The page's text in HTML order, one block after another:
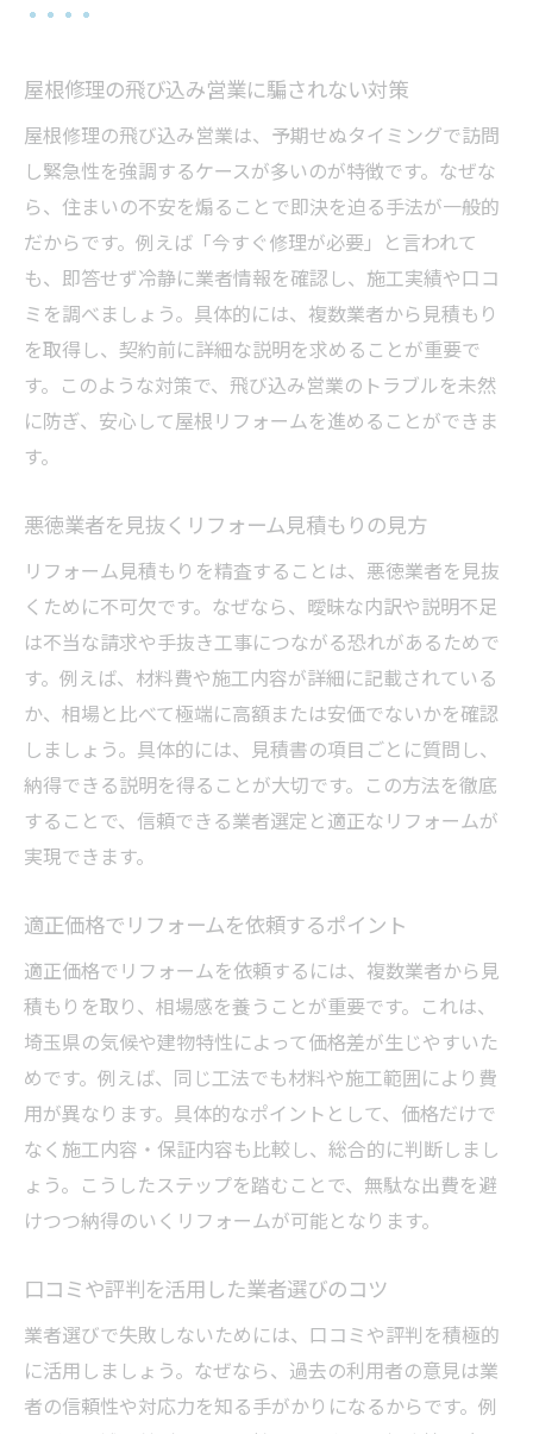
屋根修理の飛び込み営業に騙されない対策
屋根修理の飛び込み営業は、予期せぬタイミングで訪問
し緊急性を強調するケースが多いのが特徴です。なぜな
ら、住まいの不安を煽ることで即決を迫る手法が一般的
だからです。例えば「今すぐ修理が必要」と言われて
も、即答せず冷静に業者情報を確認し、施工実績や口コ
ミを調べましょう。具体的には、複数業者から見積もり
を取得し、契約前に詳細な説明を求めることが重要で
す。このような対策で、飛び込み営業のトラブルを未然
に防ぎ、安心して屋根リフォームを進めることができま
す。
悪徳業者を見抜くリフォーム見積もりの見方
リフォーム見積もりを精査することは、悪徳業者を見抜
くために不可欠です。なぜなら、曖昧な内訳や説明不足
は不当な請求や手抜き工事につながる恐れがあるためで
す。例えば、材料費や施工内容が詳細に記載されている
か、相場と比べて極端に高額または安価でないかを確認
しましょう。具体的には、見積書の項目ごとに質問し、
納得できる説明を得ることが大切です。この方法を徹底
することで、信頼できる業者選定と適正なリフォームが
実現できます。
適正価格でリフォームを依頼するポイント
適正価格でリフォームを依頼するには、複数業者から見
積もりを取り、相場感を養うことが重要です。これは、
埼玉県の気候や建物特性によって価格差が生じやすいた
めです。例えば、同じ工法でも材料や施工範囲により費
用が異なります。具体的なポイントとして、価格だけで
なく施工内容・保証内容も比較し、総合的に判断しまし
ょう。こうしたステップを踏むことで、無駄な出費を避
けつつ納得のいくリフォームが可能となります。
口コミや評判を活用した業者選びのコツ
業者選びで失敗しないためには、口コミや評判を積極的
に活用しましょう。なぜなら、過去の利用者の意見は業
者の信頼性や対応力を知る手がかりになるからです。例